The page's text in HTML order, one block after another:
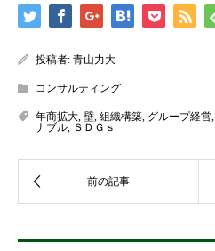
投稿者: 青山力大
コンサルティング
年商拡大, 壁, 組織構築, グループ経営,
ナブル, ＳＤＧｓ